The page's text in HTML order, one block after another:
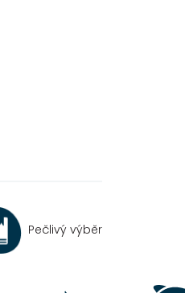
Pečlivý výběr